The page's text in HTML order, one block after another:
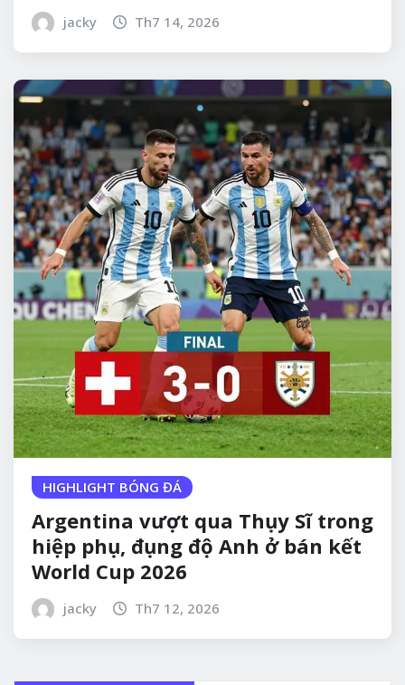
jacky Th7 14, 2026
HIGHLIGHT BÓNG ĐÁ
Argentina vượt qua Thụy Sĩ trong
hiệp phụ, đụng độ Anh ở bán kết
World Cup 2026
jacky Th7 12, 2026